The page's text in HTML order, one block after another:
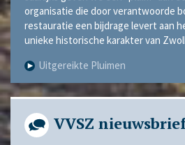
organisatie die door verantwoorde
restauratie een bijdrage levert aan
unieke historische karakter van
Uitgereikte Pluimen
VVSZ